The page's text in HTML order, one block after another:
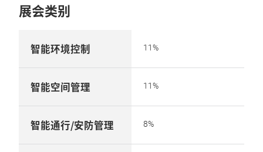
展会类别
智能环境控制 11%
智能空间管理 11%
智能通行/安防管理 8%